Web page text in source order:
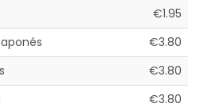
€1.95
€3.80
€3.80
€3.80